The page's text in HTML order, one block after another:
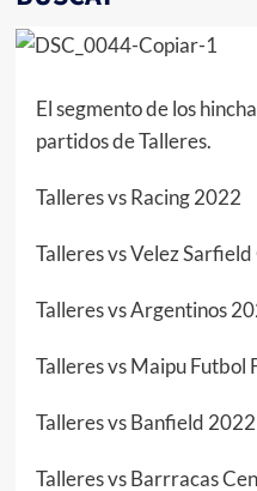
El segmento de los
partidos de Talleres.
Talleres vs Racing 2022
Talleres vs Velez
Talleres vs Argentinos
Talleres vs Maipu Futbol
Talleres vs Banfield 2022
Talleres vs Barrracas